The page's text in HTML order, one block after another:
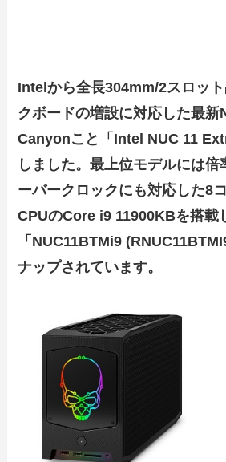
Intelから全長304mm/2スロッ
クボードの増設に対応した最新
Canyonこと「Intel NUC 11
しました。最上位モデルには倍
ーバークロックにも対応した8
CPUのCore i9 11900KBを搭載
「NUC11BTMi9
ナップされています。